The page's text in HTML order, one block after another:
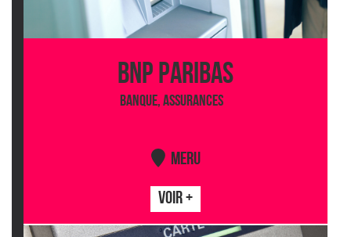
BNP PARIBAS
BANQUE, ASSURANCES
MERU
VOIR +